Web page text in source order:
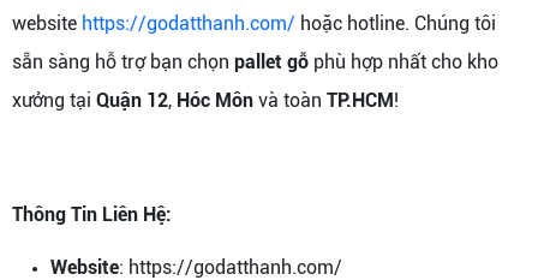
website https://godatthanh.com/ hoặc hotline. Chúng tôi
sẵn sàng hỗ trợ bạn chọn pallet gỗ phù hợp nhất cho kho
xưởng tại Quận 12, Hóc Môn và toàn TP.HCM!
Thông Tin Liên Hệ:
Website: https://godatthanh.com/